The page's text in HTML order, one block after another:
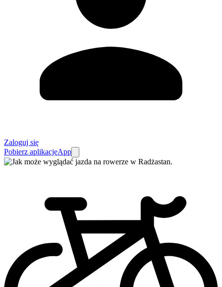
Zaloguj się
Pobierz aplikacjęApp